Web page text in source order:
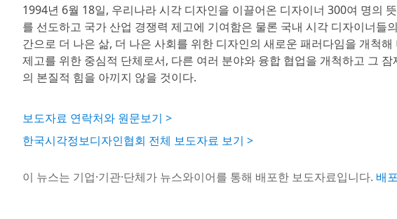
1994년 6월 18일, 우리나라 시각 디자인을 이끌어온 디자이너 300여 명의
를 선도하고 국가 산업 경쟁력 제고에 기여함은 물론 국내 시각 디자이너들
간으로 더 나은 삶, 더 나은 사회를 위한 디자인의 새로운 패러다임을 개척
제고를 위한 중심적 단체로서, 다른 여러 분야와 융합 협업을 개척하고 그
의 본질적 힘을 아끼지 않을 것이다.
보도자료 연락처와 원문보기 >
한국시각정보디자인협회 전체 보도자료 보기 >
이 뉴스는 기업·기관·단체가 뉴스와이어를 통해 배포한 보도자료입니다. 배